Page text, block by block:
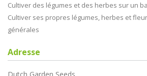
Cultiver des légumes et des herbes sur un
Cultiver ses propres légumes, herbes et
générales
Adresse